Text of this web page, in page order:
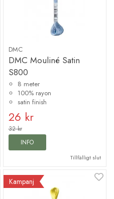
DMC
DMC Mouliné Satin
S800
8 meter
100% rayon
satin finish
26 kr
32 kr
INFO
Tillfälligt slut
Kampanj